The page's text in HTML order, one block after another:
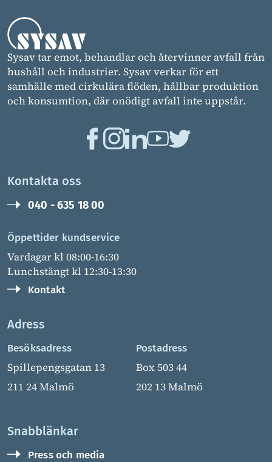
Sysav tar emot, behandlar och återvinner avfall från
hushåll och industrier. Sysav verkar för ett
samhälle med cirkulära flöden, hållbar produktion
och konsumtion, där onödigt avfall inte uppstår.
Kontakta oss
040 - 635 18 00
Öppettider kundservice
Vardagar kl 08:00-16:30
Lunchstängt kl 12:30-13:30
Kontakt
Adress
Besöksadress
Spillepengsgatan 13
211 24 Malmö
Postadress
Box 503 44
202 13 Malmö
Snabblänkar
Press och media